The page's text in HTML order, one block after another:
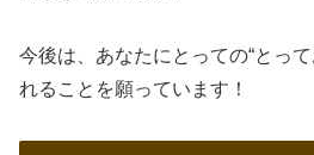
今後は、あなたにとっての“とっ
れることを願っています！